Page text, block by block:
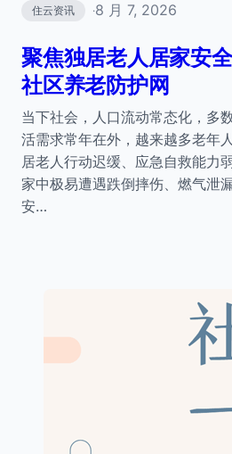
住云资讯 ·8 月 7, 2026
聚焦独居老人居家安
社区养老防护网
当下社会，人口流动常态化，多
活需求常年在外，越来越多老年
居老人行动迟缓、应急自救能力
家中极易遭遇跌倒摔伤、燃气泄
安…